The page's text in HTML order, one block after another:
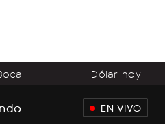
Dólar hoy
EN VIVO